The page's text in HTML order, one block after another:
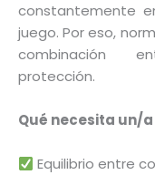
constantemente
juego. Por eso,
combinación
protección.
Qué necesita un/
Equilibrio entre